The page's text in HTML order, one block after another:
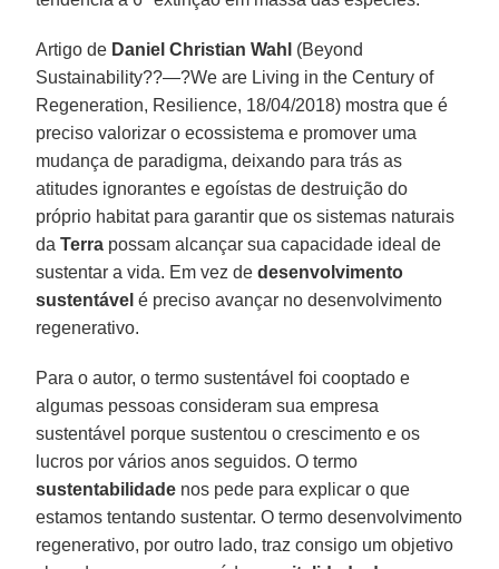
Artigo de Daniel Christian Wahl (Beyond
Sustainability??—?We are Living in the Century of
Regeneration, Resilience, 18/04/2018) mostra que é
preciso valorizar o ecossistema e promover uma
mudança de paradigma, deixando para trás as
atitudes ignorantes e egoístas de destruição do
próprio habitat para garantir que os sistemas naturais
daTerra possam alcançar sua capacidade ideal de
sustentar a vida. Em vez dedesenvolvimento
sustentável é preciso avançar no desenvolvimento
regenerativo.
Para o autor, o termo sustentável foi cooptado e
algumas pessoas consideram sua empresa
sustentável porque sustentou o crescimento e os
lucros por vários anos seguidos. O termo
sustentabilidade nos pede para explicar o que
estamos tentando sustentar. O termo desenvolvimento
regenerativo, por outro lado, traz consigo um objetivo